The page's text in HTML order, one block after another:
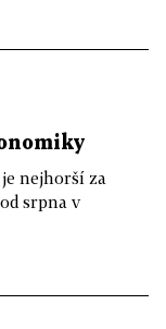
nejhorší za
srpna v